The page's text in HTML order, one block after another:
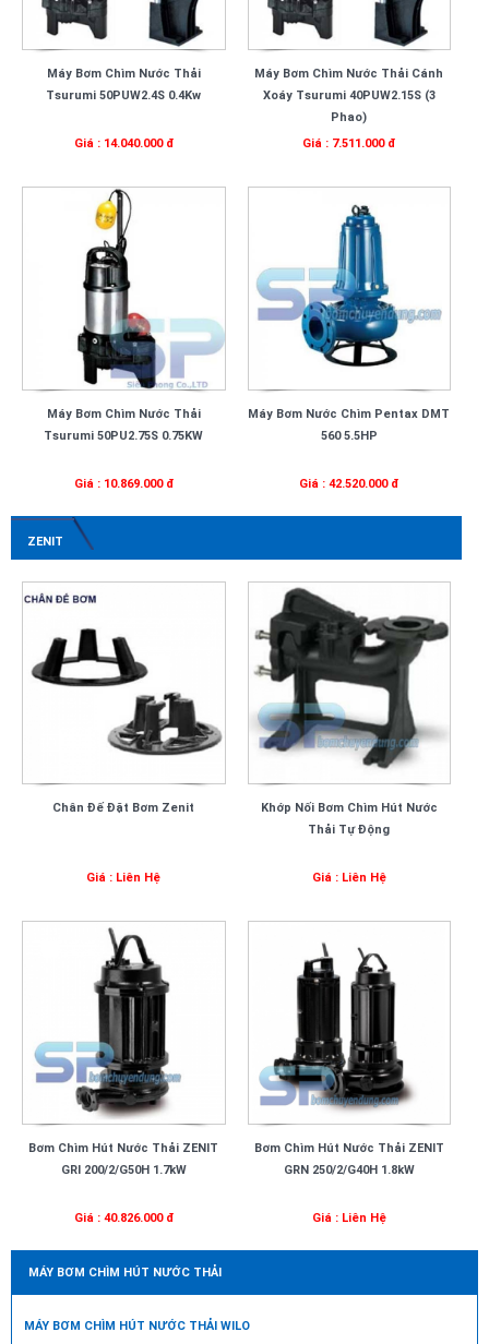
Máy Bơm Chìm Nước Thải
Tsurumi 50PUW2.4S 0.4Kw
Giá : 14.040.000 đ
Máy Bơm Chìm Nước Thải Cánh
Xoáy Tsurumi 40PUW2.15S (3
Phao)
Giá : 7.511.000 đ
Máy Bơm Chìm Nước Thải
Tsurumi 50PU2.75S 0.75KW
Giá : 10.869.000 đ
Máy Bơm Nước Chìm Pentax DMT
560 5.5HP
Giá : 42.520.000 đ
ZENIT
Chân Đế Đặt Bơm Zenit
Giá : Liên Hệ
Khớp Nối Bơm Chìm Hút Nước
Thải Tự Động
Giá : Liên Hệ
Bơm Chìm Hút Nước Thải ZENIT
GRI 200/2/G50H 1.7kW
Giá : 40.826.000 đ
Bơm Chìm Hút Nước Thải ZENIT
GRN 250/2/G40H 1.8kW
Giá : Liên Hệ
MÁY BƠM CHÌM HÚT NƯỚC THẢI
MÁY BƠM CHÌM HÚT NƯỚC THẢI WILO